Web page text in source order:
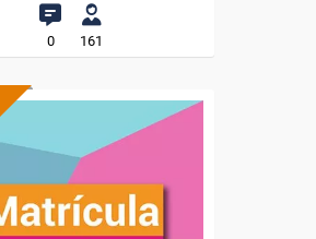
0 161